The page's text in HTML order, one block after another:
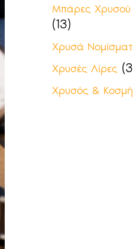
Μπάρες Χρυσού
(13)
Χρυσά
Χρυσές Λίρες
Χρυσός &